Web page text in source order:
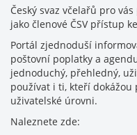
Český svaz včelařů pro
jako členové ČSV přístup
Portál zjednoduší
poštovní poplatky a
jednoduchý, přehledný,
používat i ti, kteří
uživatelské úrovni.
Naleznete zde: